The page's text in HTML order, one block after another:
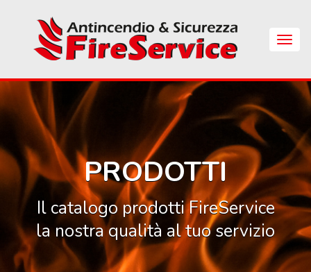
content
Apri
PRODOTTI
Il catalogo prodotti FireService
la nostra qualità al tuo servizio